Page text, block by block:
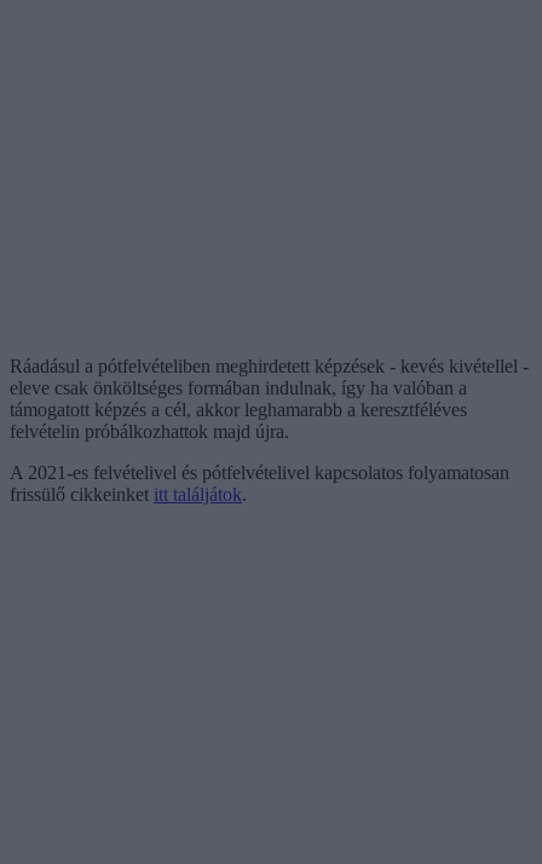
Ráadásul a pótfelvételiben meghirdetett képzések - kevés kivétellel -
eleve csak önköltséges formában indulnak, így ha valóban a
támogatott képzés a cél, akkor leghamarabb a keresztféléves
felvételin próbálkozhattok majd újra.
A 2021-es felvételivel és pótfelvételivel kapcsolatos folyamatosan
frissülő cikkeinket itt találjátok.